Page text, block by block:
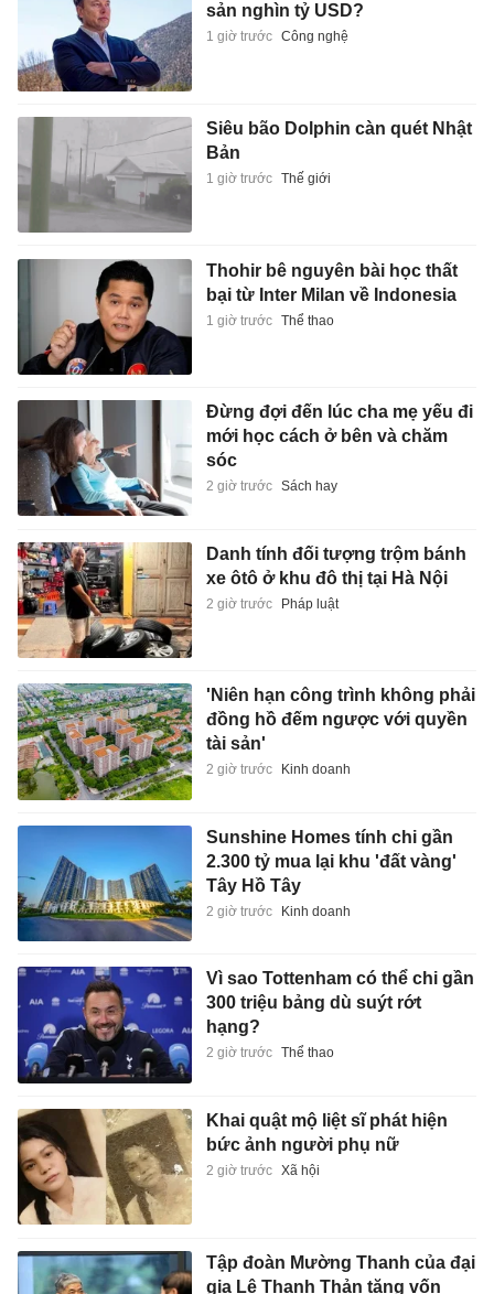
sản nghìn tỷ USD?
1 giờ trước Công nghệ
Siêu bão Dolphin càn quét Nhật
Bản
1 giờ trước Thế giới
Thohir bê nguyên bài học thất
bại từ Inter Milan về Indonesia
1 giờ trước Thể thao
Đừng đợi đến lúc cha mẹ yếu đi
mới học cách ở bên và chăm
sóc
2 giờ trước Sách hay
Danh tính đối tượng trộm bánh
xe ôtô ở khu đô thị tại Hà Nội
2 giờ trước Pháp luật
'Niên hạn công trình không phải
đồng hồ đếm ngược với quyền
tài sản'
2 giờ trước Kinh doanh
Sunshine Homes tính chi gần
2.300 tỷ mua lại khu 'đất vàng'
Tây Hồ Tây
2 giờ trước Kinh doanh
Vì sao Tottenham có thể chi gần
300 triệu bảng dù suýt rớt
hạng?
2 giờ trước Thể thao
Khai quật mộ liệt sĩ phát hiện
bức ảnh người phụ nữ
2 giờ trước Xã hội
Tập đoàn Mường Thanh của đại
gia Lê Thanh Thản tăng vốn